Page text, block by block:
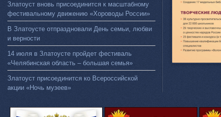
Златоуст вновь присоединится к масштабному
фестивальному движению «Хороводы России»
В Златоусте отпраздновали День семьи, любви
и верности
14 июля в Златоусте пройдет фестиваль
«Челябинская область – большая семья»
Златоуст присоединится ко Всероссийской
акции «Ночь музеев»